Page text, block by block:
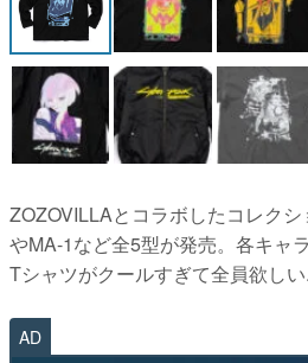
ZOZOVILLAとコラボしたコレク
やMA-1など全5型が発売。各キャ
Tシャツがクールすぎて全員欲しい
AD